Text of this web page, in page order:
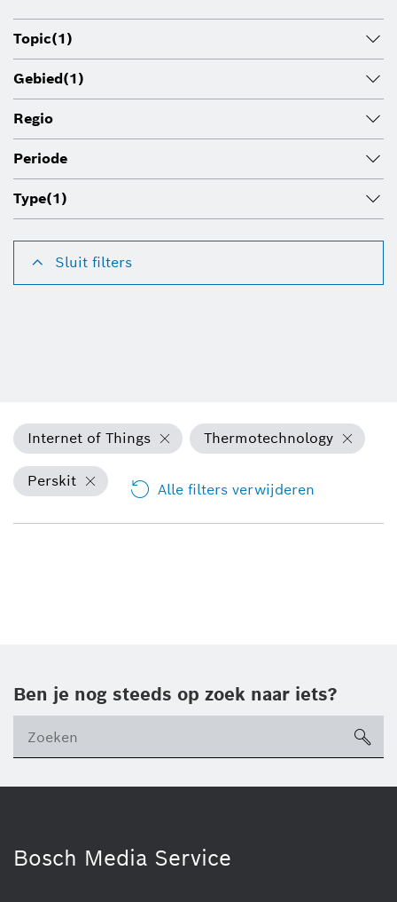
Topic(1)
Gebied(1)
Regio
Periode
Type(1)
Sluit filters
Internet of Things Thermotechnology
Perskit Alle filters verwijderen
Ben je nog steeds op zoek naar iets?
Bosch Media Service